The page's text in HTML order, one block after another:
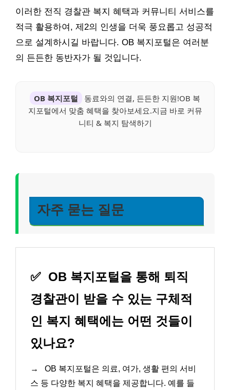
이러한 전직 경찰관 복지 혜택과 커뮤니티 서비스를
적극 활용하여, 제2의 인생을 더욱 풍요롭고 성공적
으로 설계하시길 바랍니다. OB 복지포털은 여러분
의 든든한 동반자가 될 것입니다.
OB 복지포털
동료와의 연결, 든든한 지원!OB 복
지포털에서 맞춤 혜택을 찾아보세요.지금 바로 커뮤
니티 & 복지 탐색하기
자주 묻는 질문
✅ OB 복지포털을 통해 퇴직
경찰관이 받을 수 있는 구체적
인 복지 혜택에는 어떤 것들이
있나요?
→
OB 복지포털은 의료, 여가, 생활 편의 서비
스 등 다양한 복지 혜택을 제공합니다. 예를 들